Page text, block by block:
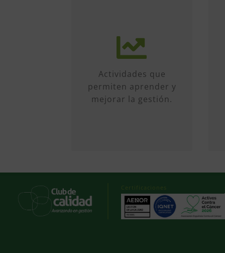
Actividades que
permiten aprender y
mejorar la gestión.
anuales de formato
diverso, sobre
múltiples temas.
Conferencias, talleres,
formación, etc...
Certificaciones